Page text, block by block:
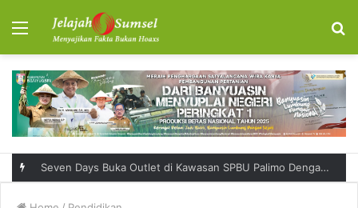
Menu
Seven Days Buka Outlet di Kawasan SPBU Palimo Dengan Konsep One Stop Hangout Destination